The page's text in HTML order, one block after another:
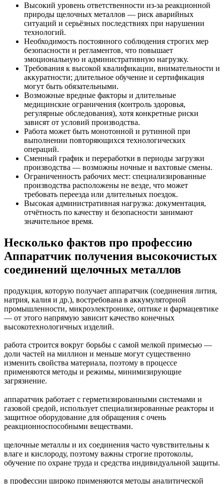
Высокий уровень ответственности из‑за реакционной
природы щелочных металлов — риск аварийных
ситуаций и серьёзных последствиях при нарушении
технологий.
Необходимость постоянного соблюдения строгих мер
безопасности и регламентов, что повышает
эмоциональную и административную нагрузку.
Требования к высокой квалификации, внимательности и
аккуратности; длительное обучение и сертификация
могут быть обязательными.
Возможные вредные факторы и длительные
медицинские ограничения (контроль здоровья,
регулярные обследования), хотя конкретные риски
зависят от условий производства.
Работа может быть монотонной и рутинной при
выполнении повторяющихся технологических
операций.
Сменный график и переработки в периоды загрузки
производства — возможны ночные и вахтовые смены.
Ограниченность рабочих мест: специализированные
производства расположены не везде, что может
требовать переезда или длительных поездок.
Высокая административная нагрузка: документация,
отчётность по качеству и безопасности занимают
значительное время.
Несколько фактов про профессию
Аппаратчик получения высокочистых
соединений щелочных металлов
продукция, которую получает аппаратчик (соединения лития,
натрия, калия и др.), востребована в аккумуляторной
промышленности, микроэлектронике, оптике и фармацевтике
— от этого напрямую зависит качество конечных
высокотехнологичных изделий.
работа строится вокруг борьбы с самой мелкой примесью —
доли частей на миллион и меньше могут существенно
изменить свойства материала, поэтому в процессе
применяются методы и режимы, минимизирующие
загрязнение.
аппаратчик работает с герметизированными системами и
газовой средой, использует специализированные реакторы и
защитное оборудование для обращения с очень
реакционноспособными веществами.
щелочные металлы и их соединения часто чувствительны к
влаге и кислороду, поэтому важны строгие протоколы,
обучение по охране труда и средства индивидуальной защиты.
в профессии широко применяются методы аналитической